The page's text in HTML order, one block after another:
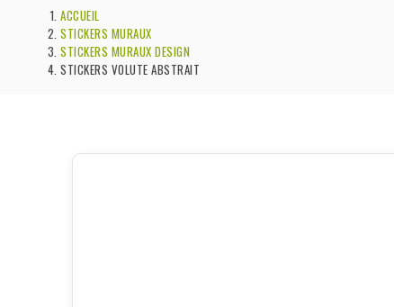
ACCUEIL
STICKERS MURAUX
STICKERS MURAUX DESIGN
STICKERS VOLUTE ABSTRAIT